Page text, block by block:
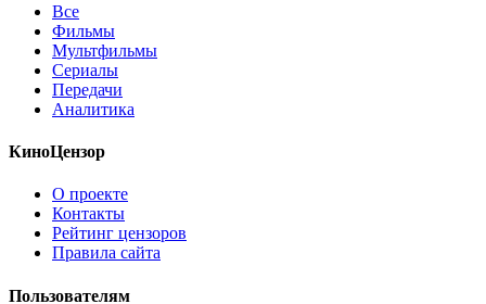
Все
Фильмы
Мультфильмы
Сериалы
Передачи
Аналитика
КиноЦензор
О проекте
Контакты
Рейтинг цензоров
Правила сайта
Пользователям